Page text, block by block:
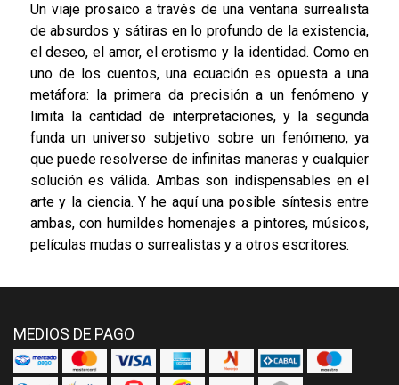
Un viaje prosaico a través de una ventana surrealista
de absurdos y sátiras en lo profundo de la existencia,
el deseo, el amor, el erotismo y la identidad. Como en
uno de los cuentos, una ecuación es opuesta a una
metáfora: la primera da precisión a un fenómeno y
limita la cantidad de interpretaciones, y la segunda
funda un universo subjetivo sobre un fenómeno, ya
que puede resolverse de infinitas maneras y cualquier
solución es válida. Ambas son indispensables en el
arte y la ciencia. Y he aquí una posible síntesis entre
ambas, con humildes homenajes a pintores, músicos,
películas mudas o surrealistas y a otros escritores.
MEDIOS DE PAGO